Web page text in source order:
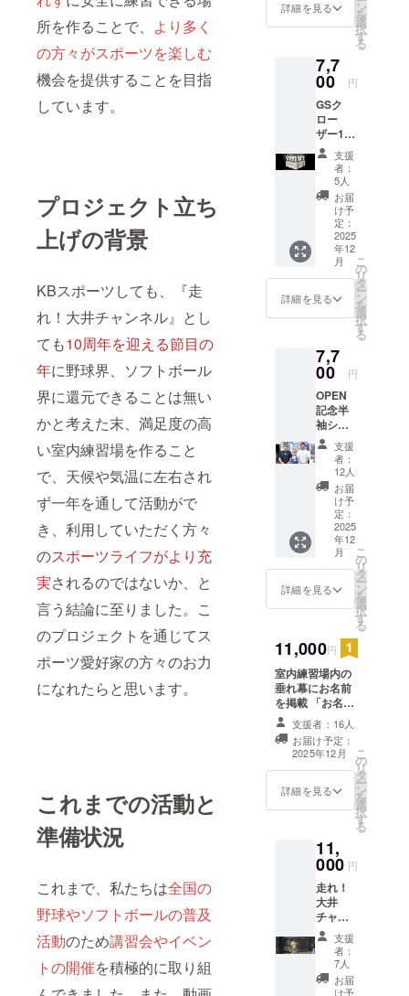
所を作ることで、 より多く
の方々がスポーツを楽しむ
機会を提供することを目指
しています。
プロジェクト立ち
上げの背景
KBスポーツしても、『走
れ！大井チャンネル』とし
ても10周年を迎える節目の
年に野球界、ソフトボール
界に還元できることは無い
かと考えた末、満足度の高
い室内練習場を作ること
で、天候や気温に左右され
ず一年を通して活動がで
き、利用していただく方々
のスポーツライフがより充
実されるのではないか、と
言う結論に至りました。こ
のプロジェクトを通じてス
ポーツ愛好家の方々のお力
になれたらと思います。
これまでの活動と
準備状況
これまで、私たちは全国の
野球やソフトボールの普及
活動のため講習会やイベン
トの開催を積極的に取り組
（50m
m×50m
m）
詳細を見る ン
を
選
択
す
る
7,7
00 円
GSク
ロー
ザー1個
（小）
＋ス
テッ
カー2枚
（50m
m×50m
m）
支援
者：
5人
お届
け予
定：
2025
年12
月
詳細を見る
こ
の
リ
タ
ー
ン
を
選
択
す
る
7,7
00 円
OPEN
記念半
袖シャ
ツ1枚＋
ステッ
カー2枚
（50m
m×50m
m） T
シャツ
のサイ
ズとカ
ラーを
選択し
てくだ
さい
支援
者：
12人
お届
け予
定：
2025
年12
月
詳細を見る
こ
の
リ
タ
ー
ン
を
選
択
す
る
11,000円
室内練習場内の
垂れ幕にお名前
を掲載 「お名前
掲載」のリター
ンに掲載するお
名前を備考欄に
記入してくださ
い ※掲載期間
OPEN～3年間
支援者：16人
お届け予定：
2025年12月
詳細を見る
こ
の
リ
タ
ー
ン
を
選
択
す
る
11,
000 円
走れ！
大井
チャン
ネルさ
ん守備
レッス
ン90分
（練習
支援
者：
7人
お届
け予